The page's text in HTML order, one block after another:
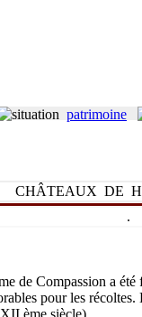
CHÂTEAUX DE
.
de Compassion a
pour les
ème siècle).
patrimoine